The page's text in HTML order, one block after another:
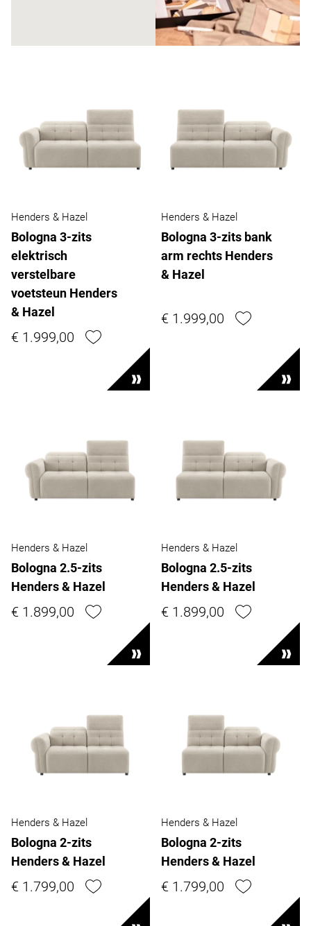
Henders & Hazel
Bologna 3-zits
elektrisch
verstelbare
voetsteun Henders
& Hazel
€ 1.999,00
Henders & Hazel
Bologna 3-zits bank
arm rechts Henders
& Hazel
€ 1.999,00
Henders & Hazel
Bologna 2.5-zits
Henders & Hazel
€ 1.899,00
Henders & Hazel
Bologna 2.5-zits
Henders & Hazel
€ 1.899,00
Henders & Hazel
Bologna 2-zits
Henders & Hazel
€ 1.799,00
Henders & Hazel
Bologna 2-zits
Henders & Hazel
€ 1.799,00